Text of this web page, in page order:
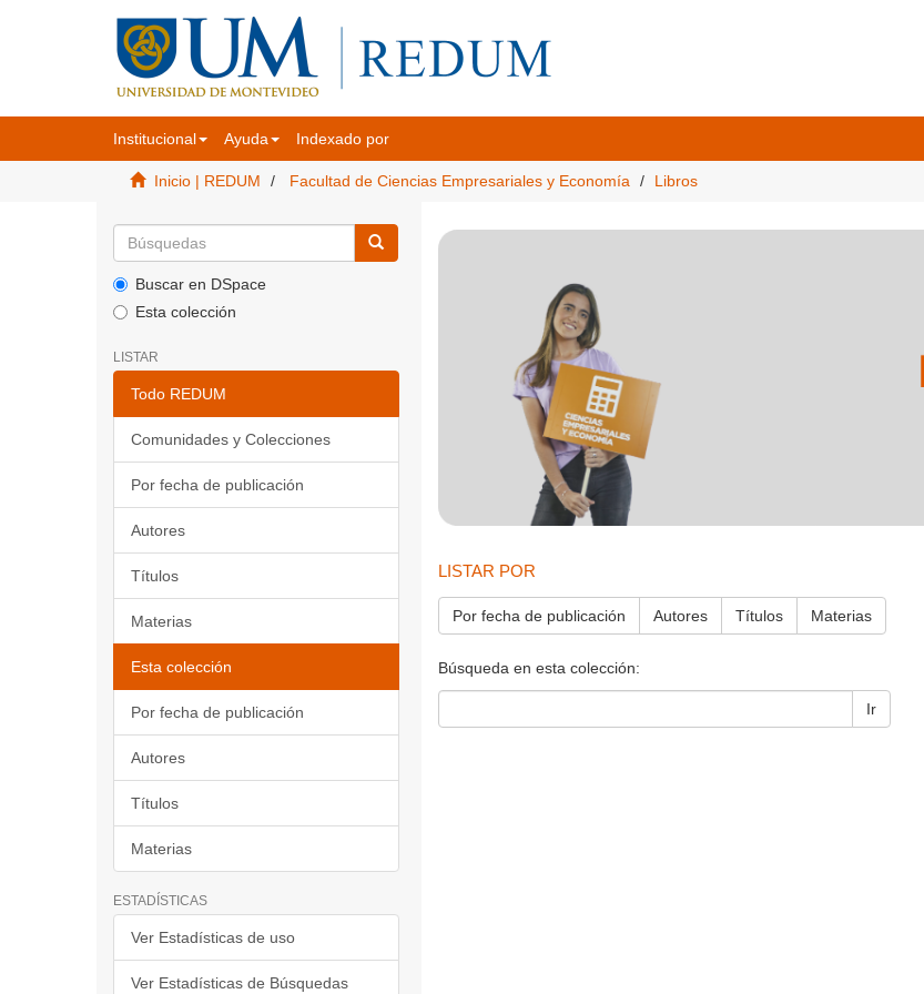
Institucional Ayuda Indexado por
Inicio | REDUM Facultad de Ciencias Empresariales y Economía Libros
Buscar en DSpace
Esta colección
LISTAR
Todo REDUM
Comunidades y Colecciones
Por fecha de publicación
Autores
Títulos
Materias
Esta colección
Por fecha de publicación
Autores
Títulos
Materias
ESTADÍSTICAS
Ver Estadísticas de uso
Ver Estadísticas de Búsquedas
LISTAR POR
Por fecha de publicación Autores Títulos Materias
Búsqueda en esta colección:
Ir